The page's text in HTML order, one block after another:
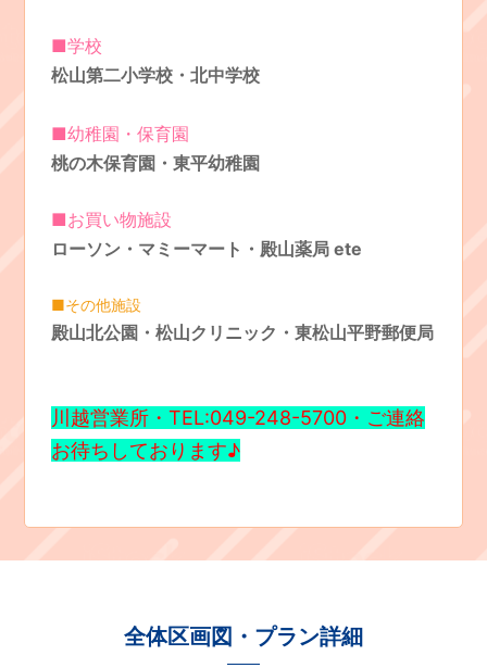
■学校
松山第二小学校・北中学校
■幼稚園・保育園
桃の木保育園・東平幼稚園
■お買い物施設
ローソン・マミーマート・殿山薬局 ete
■その他施設
殿山北公園・松山クリニック・東松山平野郵便局
川越営業所・TEL:049-248-5700・ご連絡
お待ちしております♪
全体区画図・プラン詳細